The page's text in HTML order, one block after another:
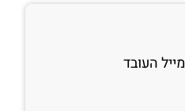
העובד